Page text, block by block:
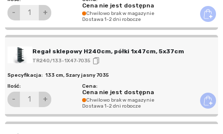
- +
Cena nie jest dostępna
Chwilowo brak w magazynie
Dostawa 1-2 dni robocze
Regał sklepowy H240cm, półki 1x47cm, 5x37cm
TR240/133-1X47-7035
133 cm, Szary jasny 7035
- +
Cena nie jest dostępna
Chwilowo brak w magazynie
Dostawa 1-2 dni robocze